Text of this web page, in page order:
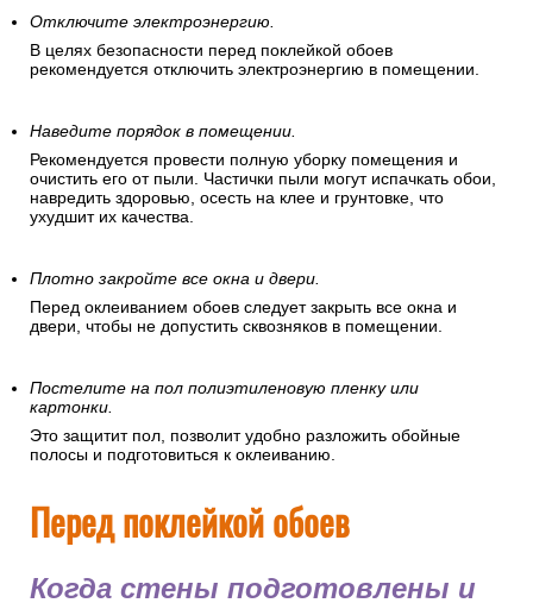
Отключите электроэнергию.
В целях безопасности перед поклейкой обоев
рекомендуется отключить электроэнергию в помещении.
Наведите порядок в помещении.
Рекомендуется провести полную уборку помещения и
очистить его от пыли. Частички пыли могут испачкать обои,
навредить здоровью, осесть на клее и грунтовке, что
ухудшит их качества.
Плотно закройте все окна и двери.
Перед оклеиванием обоев следует закрыть все окна и
двери, чтобы не допустить сквозняков в помещении.
Постелите на пол полиэтиленовую пленку или
картонки.
Это защитит пол, позволит удобно разложить обойные
полосы и подготовиться к оклеиванию.
Перед поклейкой обоев
Когда стены подготовлены и